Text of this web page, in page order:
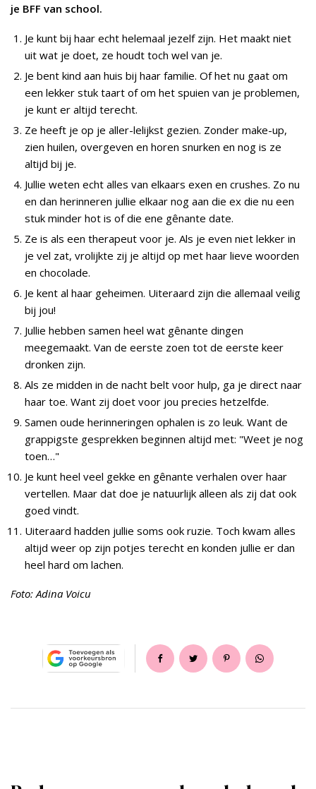
je BFF van school.
Je kunt bij haar echt helemaal jezelf zijn. Het maakt niet
uit wat je doet, ze houdt toch wel van je.
Je bent kind aan huis bij haar familie. Of het nu gaat om
een lekker stuk taart of om het spuien van je problemen,
je kunt er altijd terecht.
Ze heeft je op je aller-lelijkst gezien. Zonder make-up,
zien huilen, overgeven en horen snurken en nog is ze
altijd bij je.
Jullie weten echt alles van elkaars exen en crushes. Zo nu
en dan herinneren jullie elkaar nog aan die ex die nu een
stuk minder hot is of die ene gênante date.
Ze is als een therapeut voor je. Als je even niet lekker in
je vel zat, vrolijkte zij je altijd op met haar lieve woorden
en chocolade.
Je kent al haar geheimen. Uiteraard zijn die allemaal veilig
bij jou!
Jullie hebben samen heel wat gênante dingen
meegemaakt. Van de eerste zoen tot de eerste keer
dronken zijn.
Als ze midden in de nacht belt voor hulp, ga je direct naar
haar toe. Want zij doet voor jou precies hetzelfde.
Samen oude herinneringen ophalen is zo leuk. Want de
grappigste gesprekken beginnen altijd met: "Weet je nog
toen…"
Je kunt heel veel gekke en gênante verhalen over haar
vertellen. Maar dat doe je natuurlijk alleen als zij dat ook
goed vindt.
Uiteraard hadden jullie soms ook ruzie. Toch kwam alles
altijd weer op zijn potjes terecht en konden jullie er dan
heel hard om lachen.
Foto: Adina Voicu